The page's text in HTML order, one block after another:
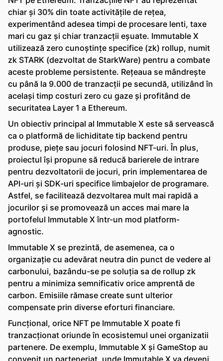
chiar și 30% din toate activitățile de rețea,
experimentând adesea timpi de procesare lenti, taxe
mari cu gaz și chiar tranzacții eșuate. Immutable X
utilizează zero cunoștințe specifice (zk) rollup, numit
zk STARK (dezvoltat de StarkWare) pentru a combate
aceste probleme persistente. Rețeaua se mândrește
cu până la 9.000 de tranzacții pe secundă, utilizând în
același timp costuri zero cu gaze și profitând de
securitatea Layer 1 a Ethereum.
Un obiectiv principal al Immutable X este să servească
ca o platformă de lichiditate tip backend pentru
produse, piețe sau jocuri folosind NFT-uri. În plus,
proiectul își propune să reducă barierele de intrare
pentru dezvoltatorii de jocuri, prin implementarea de
API-uri și SDK-uri specifice limbajelor de programare.
Astfel, se facilitează dezvoltarea mult mai rapidă a
jocurilor și se promovează un acces mai mare la
portofelul Immutable X într-un mod platform-
agnostic.
Immutable X se prezintă, de asemenea, ca o
organizație cu adevărat neutra din punct de vedere al
carbonului, bazându-se pe soluția sa de rollup zk
pentru a minimiza semnificativ orice amprentă de
carbon. Emisiile rămase create sunt ulterior
compensate prin diverse eforturi financiare.
Funcțional, orice NFT pe Immutable X poate fi
tranzacționat oriunde în ecosistemul unei organizatii
partenere. De exemplu, Immutable X și GameStop au
convenit un parteneriat, unde Immutable X va deveni